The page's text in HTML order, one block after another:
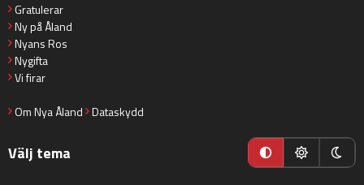
Gratulerar
Ny på Åland
Nyans Ros
Nygifta
Vi firar
Om Nya Åland Dataskydd
Välj tema